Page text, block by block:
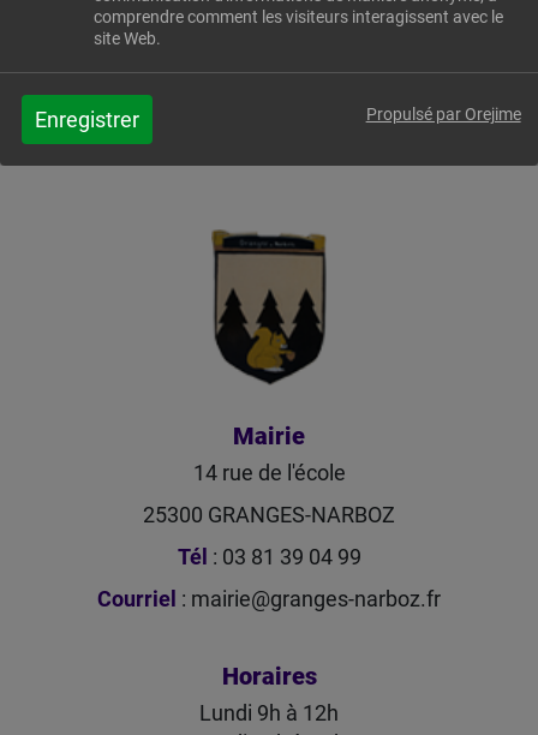
comprendre comment les visiteurs interagissent avec le
site Web.
Enregistrer Propulsé par Orejime
cliquez ici : site de la route de l’absinthe
Mairie
14 rue de l'école
25300 GRANGES-NARBOZ
Tél : 03 81 39 04 99
Courriel : mairie@granges-narboz.fr
Horaires
Lundi 9h à 12h